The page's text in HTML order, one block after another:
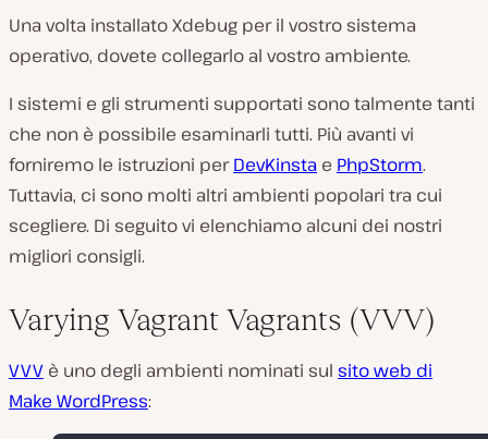
Una volta installato Xdebug per il vostro sistema
operativo, dovete collegarlo al vostro ambiente.
I sistemi e gli strumenti supportati sono talmente tanti
che non è possibile esaminarli tutti. Più avanti vi
forniremo le istruzioni perDevKinsta e PhpStorm.
Tuttavia, ci sono molti altri ambienti popolari tra cui
scegliere. Di seguito vi elenchiamo alcuni dei nostri
migliori consigli.
Varying Vagrant Vagrants (VVV)
VVV è uno degli ambienti nominati sul sito web di
Make WordPress: